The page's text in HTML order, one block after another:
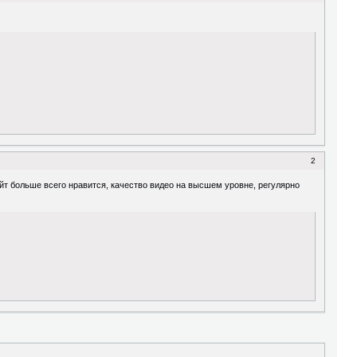
2
всего нравится, качество видео на высшем уровне, регулярно